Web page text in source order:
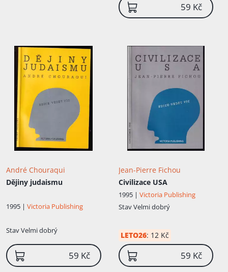
59 Kč
André Chouraqui
Dějiny judaismu
1995 | Victoria Publishing
StavVelmi dobrý
59 Kč
Jean-Pierre Fichou
Civilizace USA
1995 | Victoria Publishing
StavVelmi dobrý
LETO26: 12 Kč
59 Kč